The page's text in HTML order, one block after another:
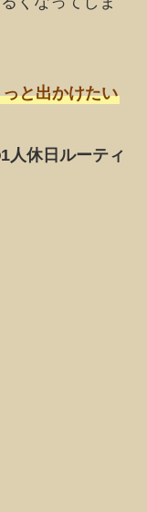
と出かけたい
人休日ルーティ